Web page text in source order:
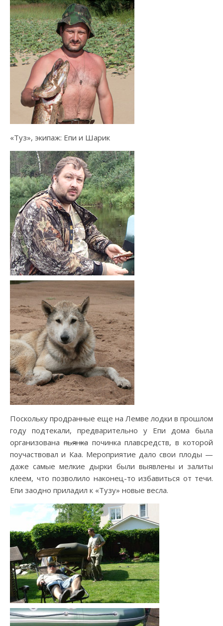
«Туз», экипаж: Епи и Шарик
Поскольку продранные еще на Лемве лодки в прошлом
году подтекали, предварительно у Епи дома была
организованапьянкапочинка плавсредств, в которой
поучаствовал и Каа. Мероприятие дало свои плоды —
даже самые мелкие дырки были выявлены и залиты
клеем, что позволило наконец-то избавиться от течи.
Епи заодно приладил к «Тузу» новые весла.